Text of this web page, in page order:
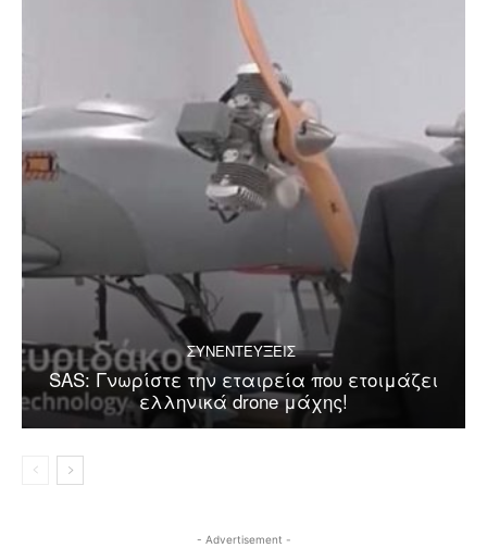
ΣΥΝΕΝΤΕΥΞΕΙΣ
SAS: Γνωρίστε την εταιρεία που ετοιμάζει
ελληνικά drone μάχης!
- Advertisement -